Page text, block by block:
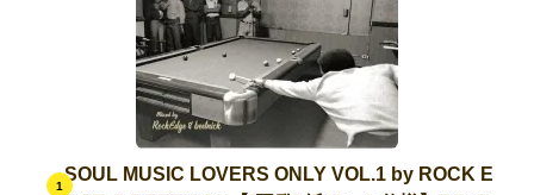
1
SOUL MUSIC LOVERS ONLY VOL.1 by ROCK E